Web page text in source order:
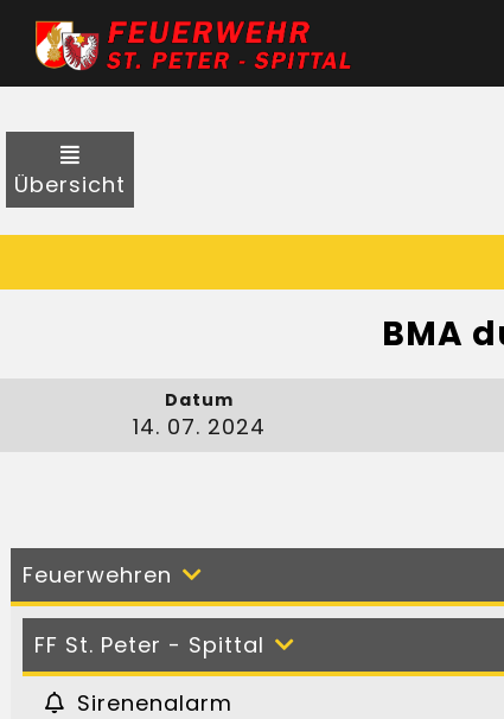
Übersicht
BMA
Datum
14. 07. 2024
Feuerwehren
FF St. Peter - Spittal
Sirenenalarm